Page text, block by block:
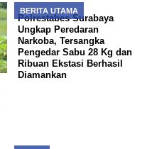
BERITA UTAMA
Polrestabes Surabaya
Ungkap Peredaran
Narkoba, Tersangka
Pengedar Sabu 28 Kg dan
Ribuan Ekstasi Berhasil
Diamankan